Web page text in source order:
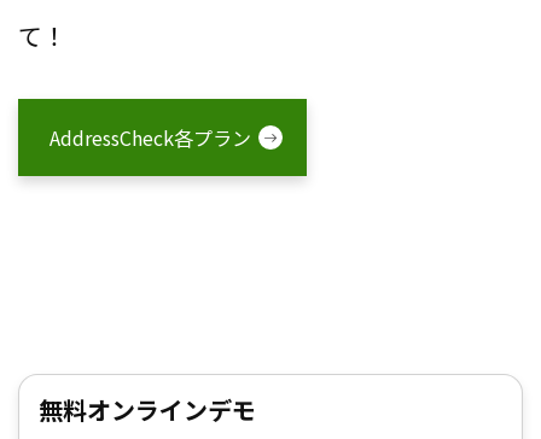
て！
AddressCheck各プラン
無料オンラインデモ